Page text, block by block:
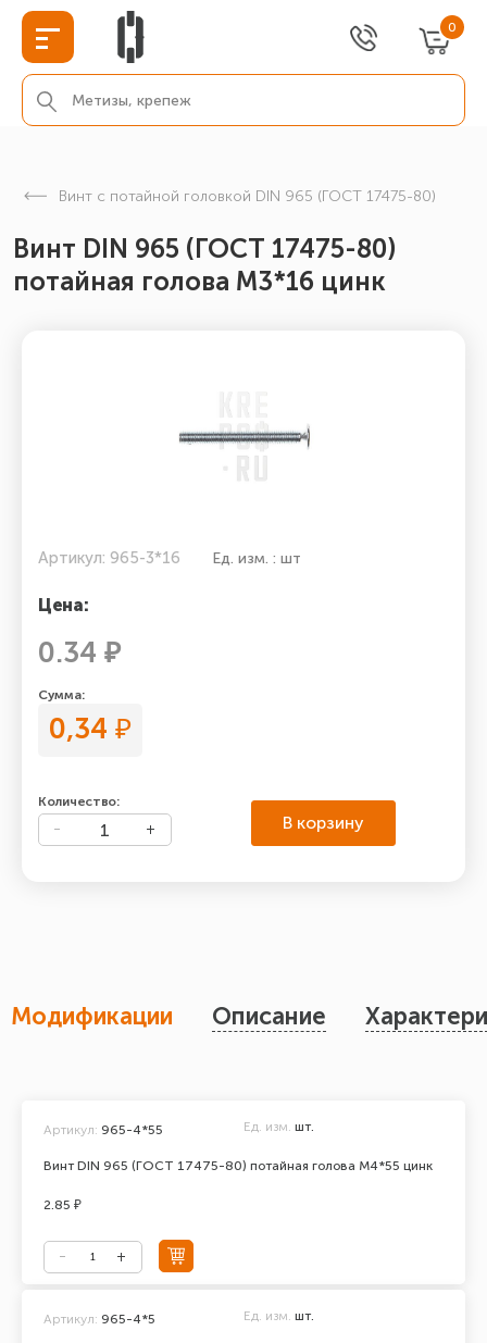
0
Винт с потайной головкой DIN 965 (ГОСТ 17475-80)
Винт DIN 965 (ГОСТ 17475-80)
потайная голова М3*16 цинк
Артикул: 965-3*16 Ед. изм. : шт
Цена:
0.34 ₽
Сумма:
0,34 ₽
Количество:
В корзину
Модификации Описание
Винт DIN 965 (ГОСТ 17475-80) потайная голова М4*55 цинк
Артикул: 965-4*55 Ед. изм. шт.
2.85 ₽
Артикул: 965-4*5 Ед. изм. шт.